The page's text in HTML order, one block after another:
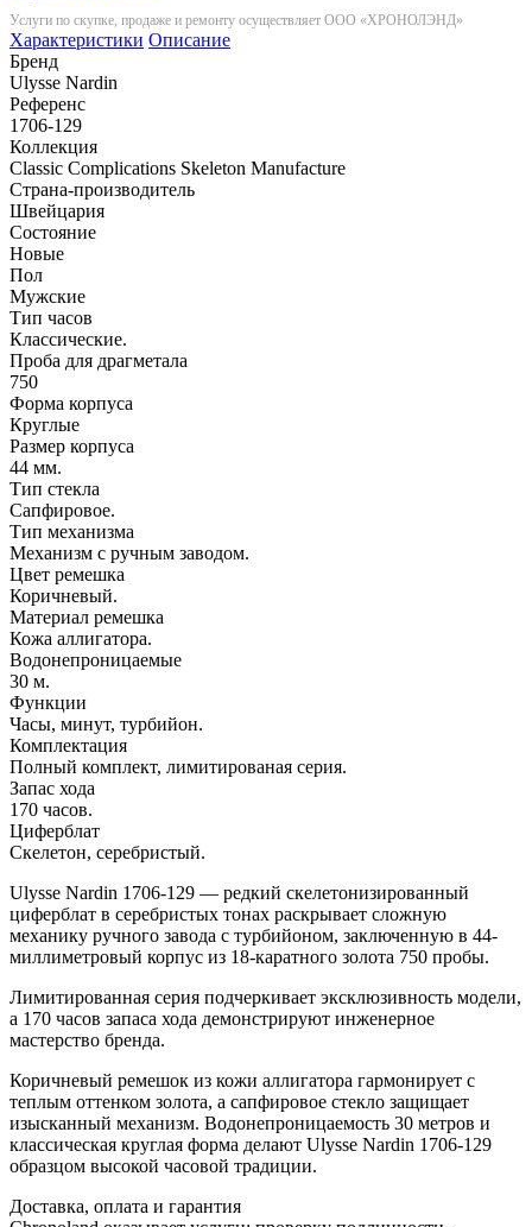
Услуги по скупке, продаже и ремонту осуществляет ООО «ХРОНОЛЭНД»
Характеристики Описание
Бренд
Ulysse Nardin
Референс
1706-129
Коллекция
Classic Complications Skeleton Manufacture
Страна-производитель
Швейцария
Состояние
Новые
Пол
Мужские
Тип часов
Классические.
Проба для драгметала
750
Форма корпуса
Круглые
Размер корпуса
44 мм.
Тип стекла
Сапфировое.
Тип механизма
Механизм с ручным заводом.
Цвет ремешка
Коричневый.
Материал ремешка
Кожа аллигатора.
Водонепроницаемые
30 м.
Функции
Часы, минут, турбийон.
Комплектация
Полный комплект, лимитированая серия.
Запас хода
170 часов.
Циферблат
Скелетон, серебристый.
Ulysse Nardin 1706-129 — редкий скелетонизированный
циферблат в серебристых тонах раскрывает сложную
механику ручного завода с турбийоном, заключенную в 44-
миллиметровый корпус из 18-каратного золота 750 пробы.
Лимитированная серия подчеркивает эксклюзивность модели,
а 170 часов запаса хода демонстрируют инженерное
мастерство бренда.
Коричневый ремешок из кожи аллигатора гармонирует с
теплым оттенком золота, а сапфировое стекло защищает
изысканный механизм. Водонепроницаемость 30 метров и
классическая круглая форма делают Ulysse Nardin 1706-129
образцом высокой часовой традиции.
Доставка, оплата и гарантия